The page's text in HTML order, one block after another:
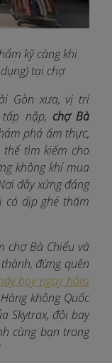
kỹ càng khi
tại chợ
Gòn xưa, vị trí
nập, chợ Bà
phá ẩm thực,
thể tìm kiếm cho
không khí mua
đây xứng đáng
có dịp ghé thăm
chợ Bà Chiểu và
đừng quên
bay ngay hôm
không Quốc
Skytrax, đội bay
cùng bạn trong